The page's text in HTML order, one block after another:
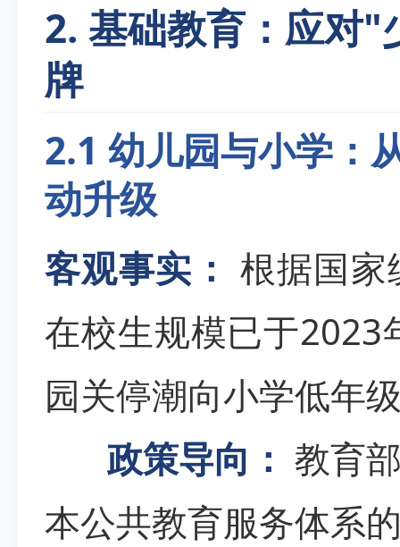
2. 基础教育：应对
牌
2.1 幼儿园与小学：
动升级
客观事实： 根据国
在校生规模已于2023
园关停潮向小学低年
政策导向： 教育
本公共教育服务体系